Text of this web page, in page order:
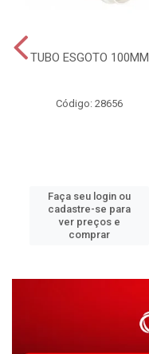
TUBO ESGOTO 100MM
Código: 28656
Faça seu login ou
cadastre-se para
ver preços e
comprar